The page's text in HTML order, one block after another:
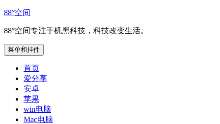
跳
内
容
88°空间
88°空间专注手机黑科技，科技改变生活。
菜单和挂件
首页
爱分享
安卓
苹果
win电脑
Mac电脑